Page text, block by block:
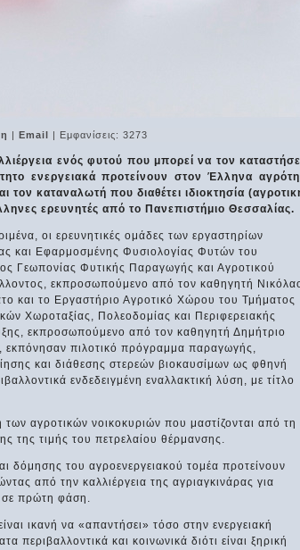
| Email | Εμφανίσεις: 3273
ενός φυτού που μπορεί να τον
ενεργειακά προτείνουν στον Έλληνα
τον καταναλωτή που διαθέτει ιδιοκτησία
ερευνητές από το Πανεπιστήμιο Θεσσαλίας.
οι ερευνητικές ομάδες των εργαστηρίων
και Εφαρμοσμένης Φυσιολογίας Φυτών του
Γεωπονίας Φυτικής Παραγωγής και Αγροτικού
εκπροσωπούμενο από τον καθηγητή
και το Εργαστήριο Αγροτικό Χώρου του Τμήματος
Χωροταξίας, Πολεοδομίας και Περιφερειακής
εκπροσωπούμενο από τον καθηγητή Δημήτριο
εκπόνησαν πιλοτικό πρόγραμμα παραγωγής,
και διάθεσης στερεών βιοκαυσίμων ως φθηνή
ενδεδειγμένη εναλλακτική λύση, με τίτλο
αγροτικών νοικοκυριών που μαστίζονται από τη
της τιμής του πετρελαίου θέρμανσης.
δόμησης του αγροενεργειακού τομέα προτείνουν
από την καλλιέργεια της αγριαγκινάρας για
σε πρώτη φάση.
ικανή να «απαντήσει» τόσο στην ενεργειακή
περιβαλλοντικά και κοινωνικά διότι είναι ξηρική